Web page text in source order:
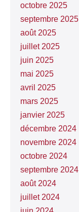
octobre 2025
septembre 2025
août 2025
juillet 2025
juin 2025
mai 2025
avril 2025
mars 2025
janvier 2025
décembre 2024
novembre 2024
octobre 2024
septembre 2024
août 2024
juillet 2024